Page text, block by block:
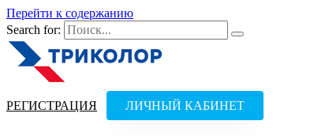
Перейти к содержанию
Search for:
РЕГИСТРАЦИЯ ЛИЧНЫЙ КАБИНЕТ